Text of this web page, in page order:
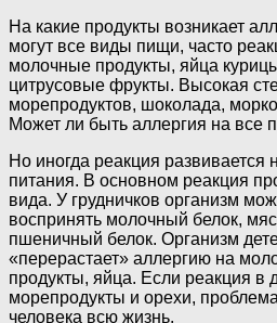
На какие продукты возникает
могут все виды пищи, часто
молочные продукты, яйца
цитрусовые фрукты. Высокая
морепродуктов, шоколада,
Может ли быть аллергия на все
Но иногда реакция развивается
питания. В основном реакция
вида. У грудничков организм
воспринять молочный белок,
пшеничный белок. Организм
«перерастает» аллергию на
продукты, яйца. Если реакция в
морепродукты и орехи,
человека всю жизнь.